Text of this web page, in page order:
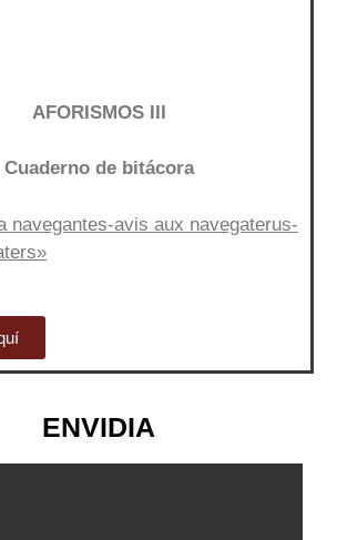
AFORISMOS III
Cuaderno de bitácora
navegantes-avis aux navegaterus-
ENVIDIA